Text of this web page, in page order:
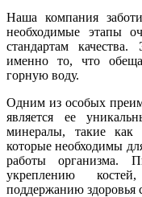
Наша компания
необходимые этапы
стандартам
именно то, что
горную воду.
Одним из особых
является ее
минералы, такие
которые необходимы
работы организма.
укреплению
поддержанию здоровья